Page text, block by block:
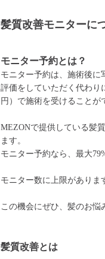
髪質改善モニターに
モニター予約とは？
モニター予約は、施術後に
評価をしていただく代わり
円）で施術を受けることが
MEZONで提供している髪
ます。
モニター予約なら、最大
モニター数に上限がありま
この機会にぜひ、髪のお悩
髪質改善とは